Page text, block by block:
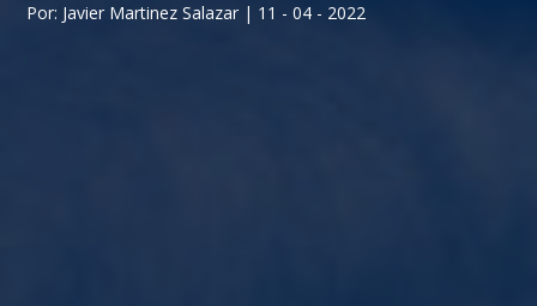
Por: Javier Martinez Salazar | 11 - 04 - 2022